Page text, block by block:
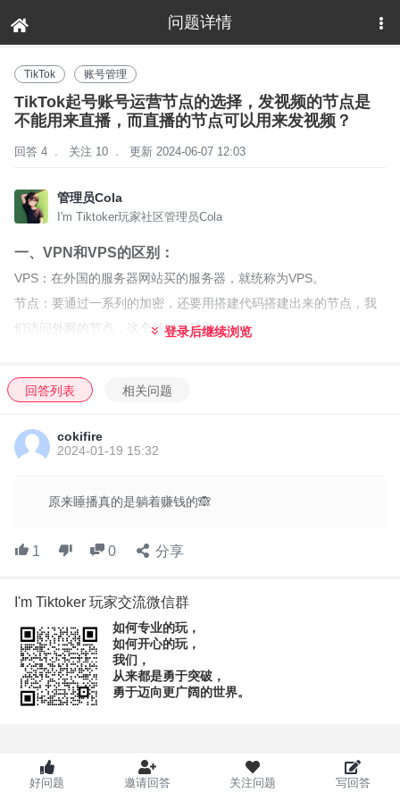
问题详情
下拉刷新
TikTok 账号管理
TikTok起号账号运营节点的选择，发视频的节点是
不能用来直播，而直播的节点可以用来发视频？
回答 4 . 关注 10 . 更新 2024-06-07 12:03
管理员Cola
I'm Tiktoker玩家社区管理员Cola
一、VPN和VPS的区别：
VPS：在外国的服务器网站买的服务器，就统称为VPS。
节点：要通过一系列的加密，还要用搭建代码搭建出来的节点，我
们访问外网的节点，这个就叫做节点。
VPN和VPS的区别在哪里？
登录后继续浏览
回答列表 相关问题
cokifire
2024-01-19 15:32
原来睡播真的是躺着赚钱的🙈
1 0 分享
I'm Tiktoker 玩家交流微信群
如何专业的玩，
如何开心的玩，
我们，
从来都是勇于突破，
勇于迈向更广阔的世界。
好问题 邀请回答 关注问题 写回答